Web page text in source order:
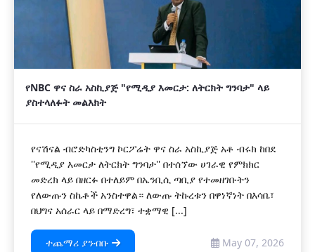
የNBC ዋና ስራ አስኪያጅ "የሚዲያ እመርታ: ለትርክት ግንባታ" ላይ
ያስተላለፉት መልእክት
የናሽናል ብሮድካስቲንግ ኮርፖሬት ዋና ስራ አስኪያጅ አቶ ብሩክ ከበደ
''የሚዲያ እመርታ ለትርክት ግንባታ'' በተሰኘው ሀገራዊ የምክክር
መድረክ ላይ በዘርፉ በተለይም በኤንቢሲ ጣቢያ የተመዘገቡትን
የለውጡን ስኬቶች አንስተዋል። ለውጡ ትኩረቱን በዋነኛነት በእሳቤ፣
በህግና አሰራር ላይ በማድረግ፣ ተቋማዊ [...]
ተጨማሪ ያንብቡ May 07, 2026